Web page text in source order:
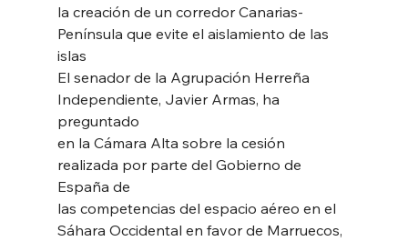
la creación de un corredor Canarias-
Península que evite el aislamiento de las
islas
El senador de la Agrupación Herreña
Independiente, Javier Armas, ha
preguntado
en la Cámara Alta sobre la cesión
realizada por parte del Gobierno de
España de
las competencias del espacio aéreo en el
Sáhara Occidental en favor de Marruecos,